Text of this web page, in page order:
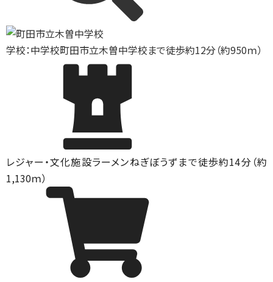
学校：中学校町田市立木曽中学校まで徒歩約12分（約950ｍ）
レジャー・文化施設ラーメンねぎぼうずまで徒歩約14分（約
1,130ｍ）